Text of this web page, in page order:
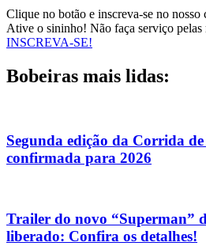
Clique no botão e inscreva-se no nosso
Ative o sininho! Não faça serviço pelas
INSCREVA-SE!
Bobeiras mais lidas:
Segunda edição da Corrida
confirmada para 2026
Trailer do novo “Superman”
liberado: Confira os detalhes!